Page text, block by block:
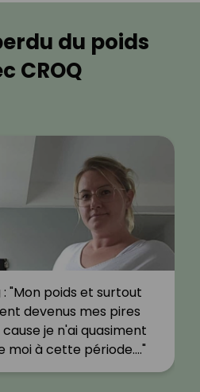
du poids
CROQ
: "Mon poids et surtout
devenus mes pires
je n'ai quasiment
moi à cette période.…"